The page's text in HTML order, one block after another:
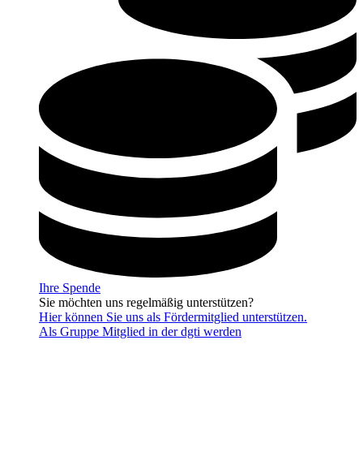
Ihre Spende
Sie möchten uns regelmäßig unterstützen?
Hier können Sie uns als Fördermitglied unterstützen.
Als Gruppe Mitglied in der dgti werden